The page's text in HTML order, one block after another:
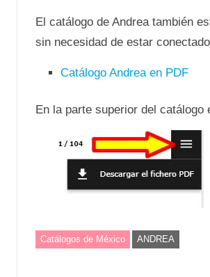
El catálogo de Andrea también
sin necesidad de estar
Catálogo Andrea en PDF
En la parte superior del
Catálogos de México ANDREA